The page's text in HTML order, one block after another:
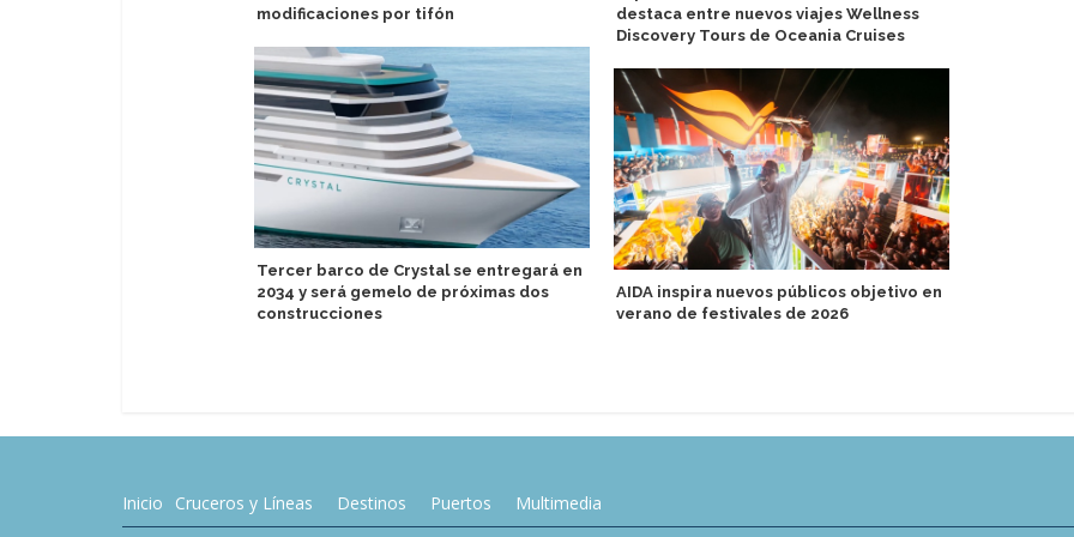
modificaciones por tifón
Tercer barco de Crystal se entregará en
2034 y será gemelo de próximas dos
construcciones
destaca entre nuevos viajes Wellness
Discovery Tours de Oceania Cruises
AIDA inspira nuevos públicos objetivo en
verano de festivales de 2026
Inicio Cruceros y Líneas Destinos Puertos Multimedia